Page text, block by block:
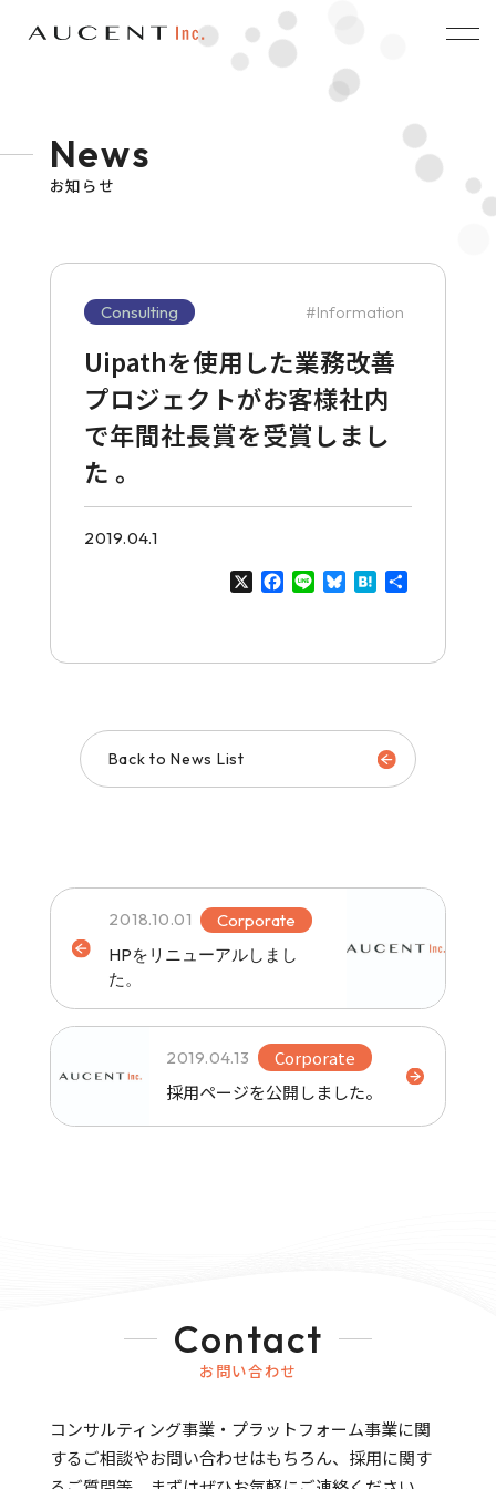
News
お知らせ
Consulting Information
Uipathを使用した業務改善
プロジェクトがお客様社内
で年間社長賞を受賞しまし
た 。
2019.04.1
X Facebook
Line Bluesky
Hatena
Back to News List
2018.10.01
Corporate
HPをリニューアルしまし
た。
2019.04.13
Corporate
採用ページを公開しました。
Contact
お問い合わせ
コンサルティング事業・プラットフォーム事業に関
するご相談やお問い合わせはもちろん、 採用に関す